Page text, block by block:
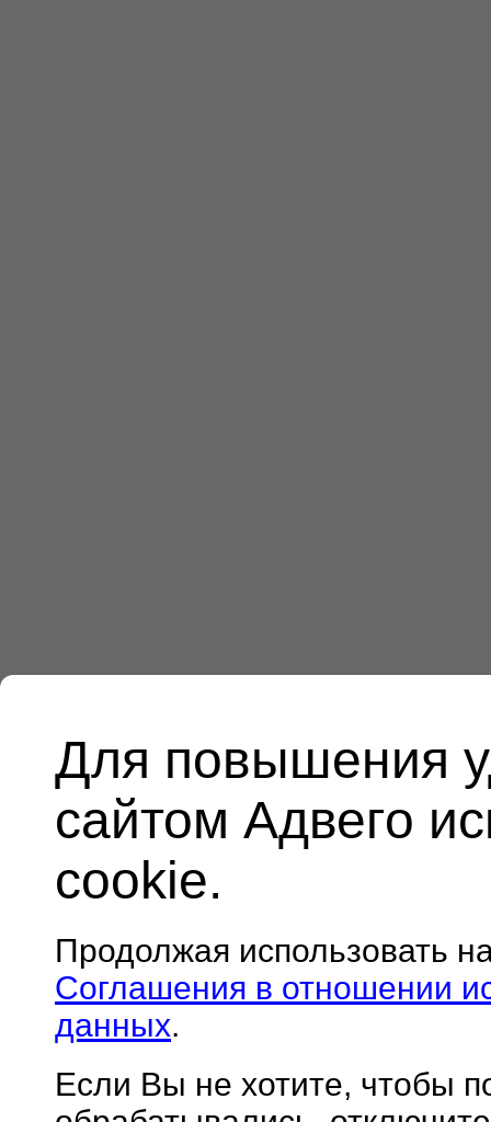
Для повышения
сайтом Адвего
cookie.
Продолжая использовать
Соглашения в отношении
данных.
Если Вы не хотите, чтобы